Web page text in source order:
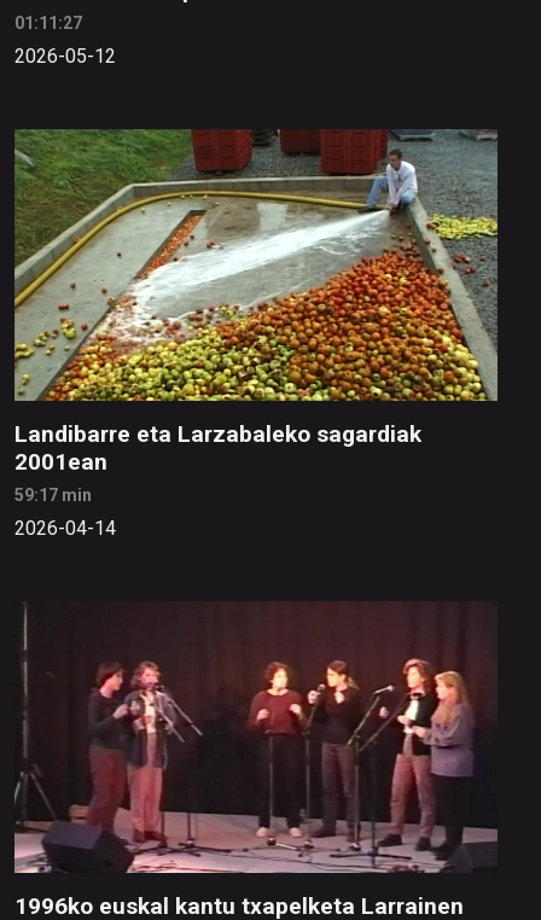
01:11:27
2026-05-12
Landibarre eta Larzabaleko sagardiak
2001ean
59:17 min
2026-04-14
1996ko euskal kantu txapelketa Larrainen